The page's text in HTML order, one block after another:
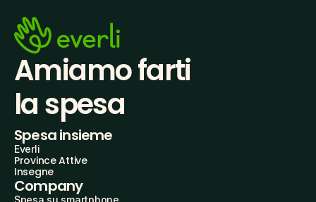
Amiamo farti
la spesa
Spesa insieme
Everli
Province Attive
Insegne
Company